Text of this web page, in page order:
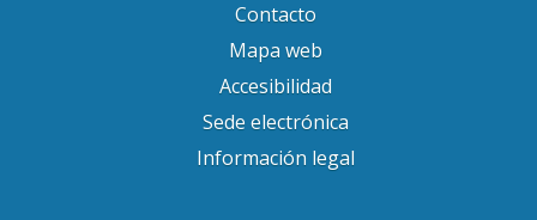
Contacto
Mapa web
Accesibilidad
Sede electrónica
Información legal